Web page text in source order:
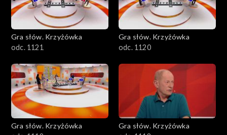
Gra słów. Krzyżówka
odc. 1121
Gra słów. Krzyżówka
odc. 1120
Gra słów. Krzyżówka
Gra słów. Krzyżówka